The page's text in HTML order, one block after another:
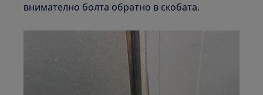
внимателно болта обратно в скобата.